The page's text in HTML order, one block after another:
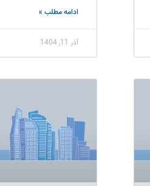
ادامه مطلب »
آذر 11, 1404